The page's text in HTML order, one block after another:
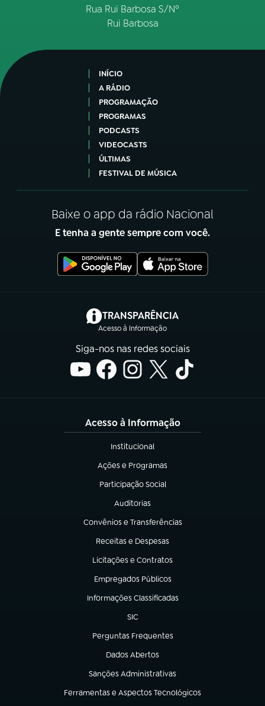
Rua Rui Barbosa S/Nº
Rui Barbosa
INÍCIO
A RÁDIO
PROGRAMAÇÃO
PROGRAMAS
PODCASTS
VIDEOCASTS
ÚLTIMAS
FESTIVAL DE MÚSICA
Baixe o app da rádio Nacional
E tenha a gente sempre com você.
TRANSPARÊNCIA
Acesso à Informação
(abre em nova aba)
Siga-nos nas redes sociais
Acesso à Informação
Institucional
(abre em nova aba)
Ações e Programas
(abre em nova aba)
Participação Social
(abre em nova aba)
Auditorias
(abre em nova aba)
Convênios e Transferências
(abre em nova aba)
Receitas e Despesas
(abre em nova aba)
Licitações e Contratos
(abre em nova aba)
Empregados Públicos
(abre em nova aba)
Informações Classificadas
(abre em nova aba)
SIC
(abre em nova aba)
Perguntas Frequentes
(abre em nova aba)
Dados Abertos
(abre em nova aba)
Sanções Administrativas
(abre em nova aba)
Ferramentas e Aspectos Tecnológicos
(abre em nova aba)